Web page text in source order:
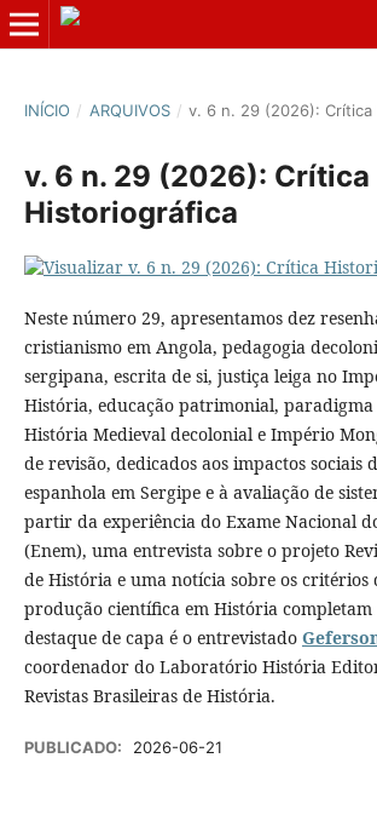
INÍCIO / ARQUIVOS / v. 6 n. 29 (2026):
v. 6 n. 29 (2026): Crítica
Historiográfica
Neste número 29, apresentamos dez
cristianismo em Angola, pedagogia
sergipana, escrita de si, justiça leiga no
História, educação patrimonial,
História Medieval decolonial e Império
de revisão, dedicados aos impactos sociais
espanhola em Sergipe e à avaliação de
partir da experiência do Exame Nacional
(Enem), uma entrevista sobre o projeto
de História e uma notícia sobre os critérios
produção científica em História completam
destaque de capa é o entrevistado
coordenador do Laboratório História
Revistas Brasileiras de História.
PUBLICADO: 2026-06-21